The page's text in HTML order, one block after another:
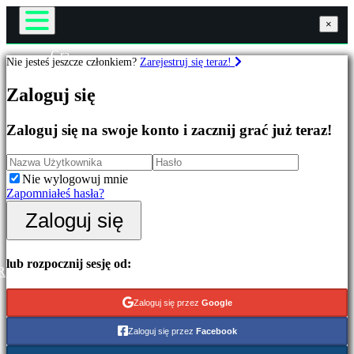
Wyróżnione
Nowe
gry
Free
to
Play
Kategorie
Gry
Gry
Gry
przygodowe
Gry
Gra
Rozgrywka
Wiadomości
Przewodniki
Wsparcie
Forum
Sklep
Zaloguj się
Zarejestruj się
×
Nie jesteś jeszcze członkiem? Zarejestruj się teraz!
Zaloguj się
Zaloguj się na swoje konto i zacznij grać już teraz!
Nie wylogowuj mnie
Zapomniałeś hasła?
Zaloguj się
lub rozpocznij sesję od:
Zaloguj się przez Google
Zaloguj się przez Facebook
×
×